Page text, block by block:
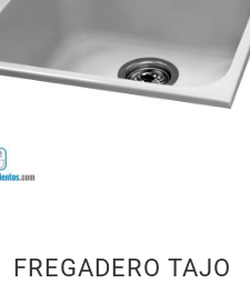
FREGADERO TAJO